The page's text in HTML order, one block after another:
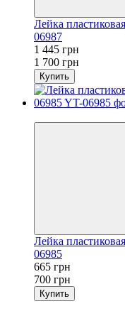
Лейка
06987
1 445 грн
1 700 грн
Купить
Лейка
06985
665 грн
700 грн
Купить